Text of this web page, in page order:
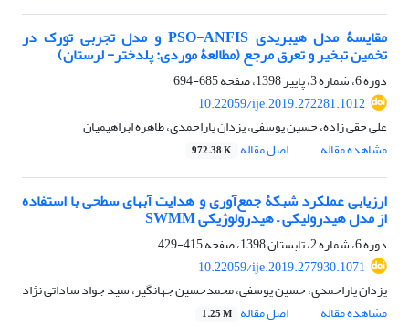
مقایسۀ مدل هیبریدی PSO-ANFIS و مدل تجربی تورک در
تخمین تبخیر و تعرق مرجع (مطالعۀ موردی: پلدختر- لرستان)
دوره 6، شماره 3، پاییز 1398، صفحه
685-694
10.22059/ije.2019.272281.1012
علی حقی زاده، حسین یوسفی، یزدان یاراحمدی، طاهره ابراهیمیان
مشاهده مقاله
اصل مقاله 972.38 K
ارزیابی عملکرد شبکۀ جمع‌آوری و هدایت آب‏های سطحی با استفاده
از مدل هیدرولیکی – هیدرولوژیکی SWMM
دوره 6، شماره 2، تابستان 1398، صفحه
415-429
10.22059/ije.2019.277930.1071
یزدان یاراحمدی، حسین یوسفی، محمدحسین جهانگیر، سید جواد ساداتی نژاد
مشاهده مقاله
اصل مقاله 1.25 M